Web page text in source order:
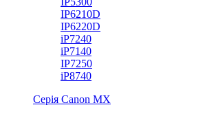
IP6210D
IP6220D
iP7240
iP7140
IP7250
iP8740
Серія Canon MX